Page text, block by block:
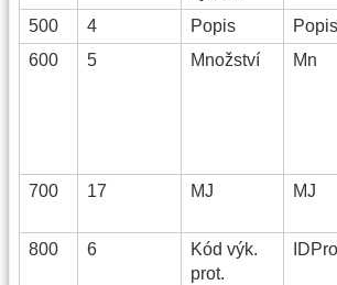
500 4 Popis Popis
600
5 Množství Mn
700 17 MJ MJ
800 6
Kód výk.
prot.